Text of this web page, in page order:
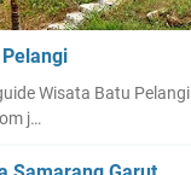
Wisata Batu Pelangi
j…